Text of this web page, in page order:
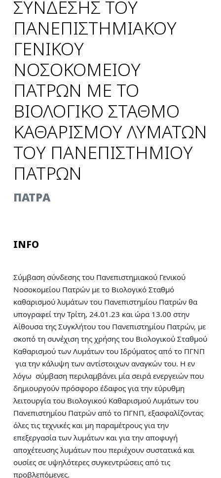
ΣΥΝΔΕΣΗΣ ΤΟΥ
ΠΑΝΕΠΙΣΤΗΜΙΑΚΟΥ
ΓΕΝΙΚΟΥ
ΝΟΣΟΚΟΜΕΙΟΥ
ΠΑΤΡΩΝ ΜΕ ΤΟ
ΒΙΟΛΟΓΙΚΟ ΣΤΑΘΜΟ
ΚΑΘΑΡΙΣΜΟΥ ΛΥΜΑΤΩΝ
ΤΟΥ ΠΑΝΕΠΙΣΤΗΜΙΟΥ
ΠΑΤΡΩΝ
ΠΑΤΡΑ
INFO
Σύμβαση σύνδεσης του Πανεπιστημιακού Γενικού
Νοσοκομείου Πατρών με το Βιολογικό Σταθμό
καθαρισμού λυμάτων του Πανεπιστημίου Πατρών θα
υπογραφεί την Τρίτη, 24.01.23 και ώρα 13.00 στην
Αίθουσα της Συγκλήτου του Πανεπιστημίου Πατρών, με
σκοπό τη συνέχιση της χρήσης του Βιολογικού Σταθμού
Καθαρισμού των Λυμάτων του Ιδρύματος από το ΠΓΝΠ
για την κάλυψη των αντίστοιχων αναγκών του. Η εν
λόγω σύμβαση περιλαμβάνει μία σειρά ενεργειών που
δημιουργούν πρόσφορο έδαφος για την εύρυθμη
λειτουργία του Βιολογικού Καθαρισμού Λυμάτων του
Πανεπιστημίου Πατρών από το ΠΓΝΠ, εξασφαλίζοντας
όλες τις τεχνικές και μη παραμέτρους για την
επεξεργασία των λυμάτων και για την αποφυγή
αποχέτευσης λυμάτων που περιέχουν συστατικά και
ουσίες σε υψηλότερες συγκεντρώσεις από τις
προβλεπόμενες.